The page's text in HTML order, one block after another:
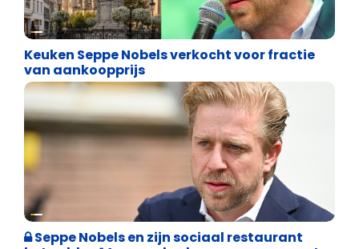
Binnenland politiek
Keuken Seppe Nobels verkocht voor fractie
van aankoopprijs
Binnenland politiek
Seppe Nobels en zijn sociaal restaurant